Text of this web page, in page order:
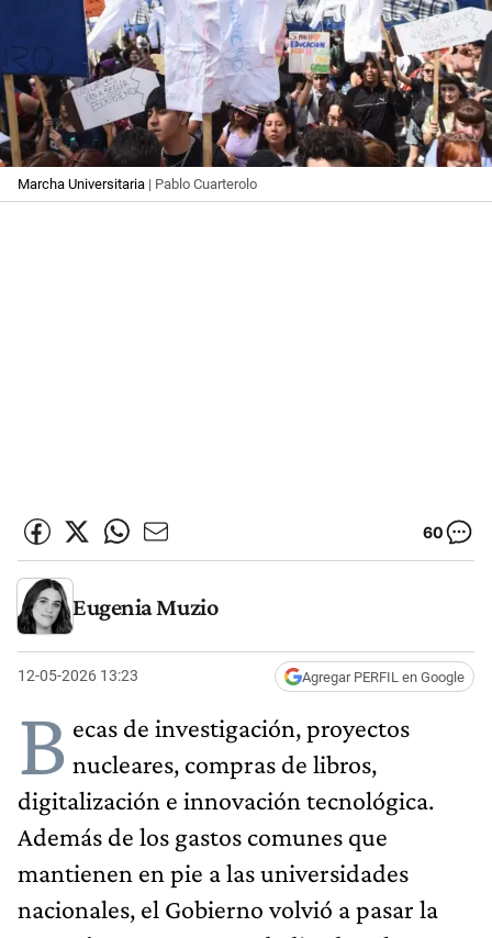
Marcha Universitaria | Pablo Cuarterolo
Eugenia Muzio
12-05-2026 13:23 Agregar PERFIL en Google
B
ecas de investigación, proyectos
nucleares, compras de libros,
digitalización e innovación tecnológica.
Además de los gastos comunes que
mantienen en pie a las universidades
nacionales, el Gobierno volvió a pasar la
motosierrapor gastos dedicados al